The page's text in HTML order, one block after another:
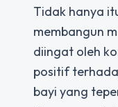
Tidak hanya
membangun
diingat oleh
positif
bayi yang